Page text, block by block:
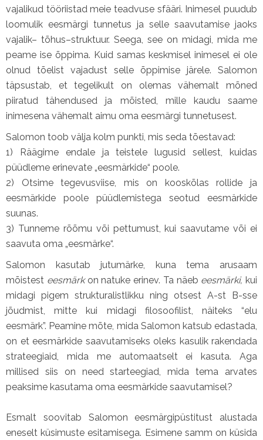
vajalikud tööriistad meie teadvuse sfääri. Inimesel puudub
loomulik eesmärgi tunnetus ja selle saavutamise jaoks
vajalik– tõhus–struktuur. Seega, see on midagi, mida me
peame ise õppima. Kuid samas keskmisel inimesel ei ole
olnud tõelist vajadust selle õppimise järele. Salomon
täpsustab, et tegelikult on olemas vähemalt mõned
piiratud tähendused ja mõisted, mille kaudu saame
inimesena vähemalt aimu oma eesmärgi tunnetusest.
Salomon toob välja kolm punkti, mis seda tõestavad:
1) Räägime endale ja teistele lugusid sellest, kuidas
püüdleme erinevate „eesmärkide“ poole.
2) Otsime tegevusviise, mis on kooskõlas rollide ja
eesmärkide poole püüdlemistega seotud eesmärkide
suunas.
3) Tunneme rõõmu või pettumust, kui saavutame või ei
saavuta oma „eesmärke“.
Salomon kasutab jutumärke, kuna tema arusaam
mõistest eesmärkon natuke erinev. Ta näeb eesmärki, kui
midagi pigem strukturalistlikku ning otsest A-st B-sse
jõudmist, mitte kui midagi filosoofilist, näiteks “elu
eesmärk”. Peamine mõte, mida Salomon katsub edastada,
on et eesmärkide saavutamiseks oleks kasulik rakendada
strateegiaid, mida me automaatselt ei kasuta. Aga
millised siis on need starteegiad, mida tema arvates
peaksime kasutama oma eesmärkide saavutamisel?
Esmalt soovitab Salomon eesmärgipüstitust alustada
eneselt küsimuste esitamisega. Esimene samm on küsida